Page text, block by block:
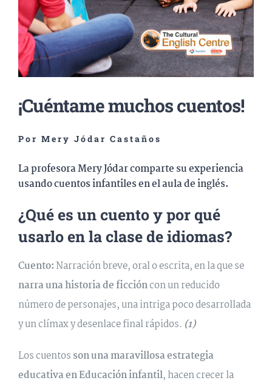
¡Cuéntame muchos cuentos!
Por Mery Jódar Castaños
La profesora Mery Jódar comparte su experiencia
usando cuentos infantiles en el aula de inglés.
¿Qué es un cuento y por qué
usarlo en la clase de idiomas?
Cuento: Narración breve, oral o escrita, en la que se
narra una historia de ficcióncon un reducido
número de personajes, una intriga poco desarrollada
y un clímax y desenlace final rápidos. (1)
Los cuentos son una maravillosa estrategia
educativa en Educación infantil, hacen crecer la